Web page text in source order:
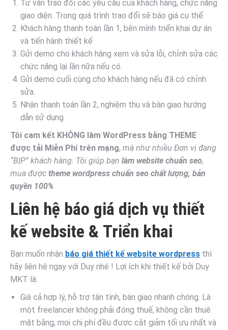
Tư vấn trao đổi các yêu cầu của khách hàng, chức năng
giao diện. Trong quá trình trao đổi sẽ báo giá cụ thể.
Khách hàng thanh toán lần 1, bên mình triển khai dự án
và tiến hành thiết kế
Gửi demo cho khách hàng xem và sửa lỗi, chỉnh sửa các
chức năng lại lần nữa nếu có.
Gửi demo cuối cùng cho khách hàng nếu đã có chỉnh
sửa.
Nhận thanh toán lần 2, nghiệm thu và bàn giao hướng
dẫn sử dụng.
Tôi cam kết KHÔNG làm WordPress bằng THEME
được tải Miễn Phí trên mạng, mà như nhiều Đơn vị đang
“BỊP” khách hàng. Tôi giúp bạn làm website chuẩn seo,
mua được theme wordpress chuẩn seo chất lượng, bản
quyền 100%
Liên hệ báo giá dịch vụ thiết
kế website & Triển khai
Bạn muốn nhận báo giá thiết kế website wordpress thì
hãy liên hệ ngay với Duy nhé ! Lợi ích khi thiết kế bởi Duy
MKT là:
Giá cả hợp lý, hỗ trợ tận tình, bàn giao nhanh chóng. Là
một freelancer không phải đóng thuế, không cần thuê
mặt bằng, mọi chi phí đều được cắt giảm tối ưu nhất và